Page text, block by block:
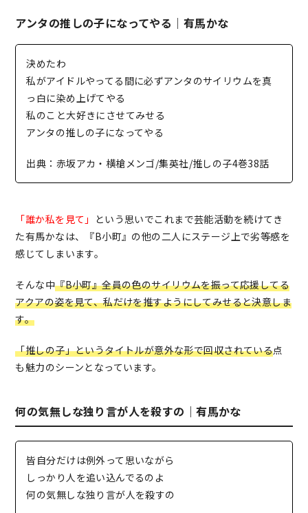
アンタの推しの子になってやる｜有馬かな
決めたわ
私がアイドルやってる間に必ずアンタのサイリウムを真
っ白に染め上げてやる
私のこと大好きにさせてみせる
アンタの推しの子になってやる
出典：赤坂アカ・横槍メンゴ/集英社/推しの子4巻38話
「誰か私を見て」 という思いでこれまで芸能活動を続けてき
た有馬かなは、『B小町』の他の二人にステージ上で劣等感を
感じてしまいます。
そんな中『B小町』全員の色のサイリウムを振って応援してる
アクアの姿を見て、私だけを推すようにしてみせると決意しま
す。
「推しの子」というタイトルが意外な形で回収されている点
も魅力のシーンとなっています。
何の気無しな独り言が人を殺すの｜有馬かな
皆自分だけは例外って思いながら
しっかり人を追い込んでるのよ
何の気無しな独り言が人を殺すの